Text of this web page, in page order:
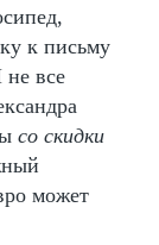
к письму
не все
со скидки
может